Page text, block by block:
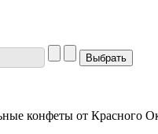
конфеты от Красного